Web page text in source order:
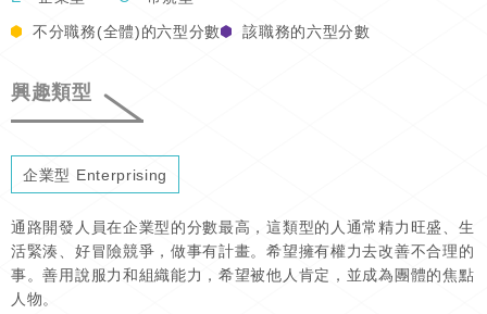
不分職務(全體)的六型分數
該職務的六型分數
興趣類型
企業型 Enterprising
通路開發人員在企業型的分數最高，這類型的人通常精力旺盛、生
活緊湊、好冒險競爭，做事有計畫。希望擁有權力去改善不合理的
事。善用說服力和組織能力，希望被他人肯定，並成為團體的焦點
人物。